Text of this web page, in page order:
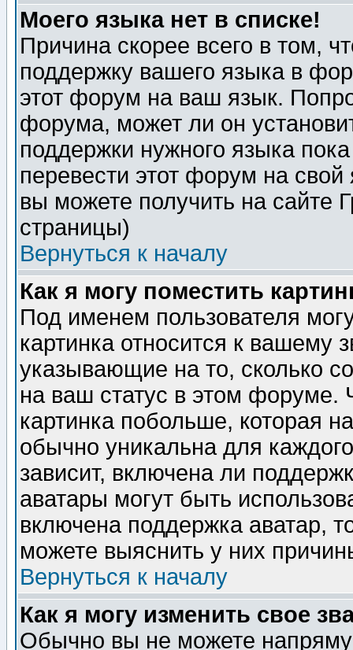
Моего языка нет в списке!
Причина скорее всего в том,
поддержку вашего языка в
этот форум на ваш язык.
форума, может ли он
поддержки нужного языка
перевести этот форум на
вы можете получить на сайте
страницы)
Вернуться к началу
Как я могу поместить
Под именем пользователя
картинка относится к вашему
указывающие на то, сколько
на ваш статус в этом форуме.
картинка побольше, которая
обычно уникальна для
зависит, включена ли
аватары могут быть
включена поддержка аватар,
можете выяснить у них
Вернуться к началу
Как я могу изменить свое
Обычно вы не можете